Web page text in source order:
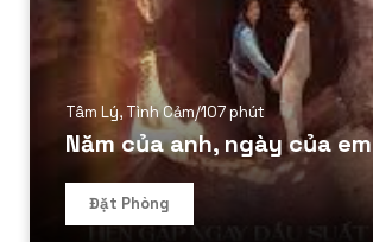
Tâm Lý, Tình Cảm/107 phút
Năm của anh, ngày của em
Đặt Phòng